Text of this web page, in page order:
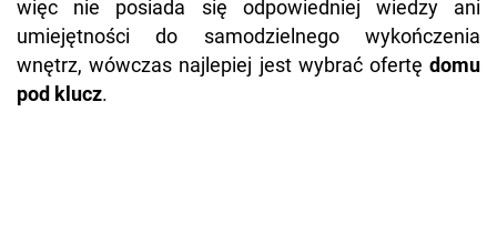
więc nie posiada się odpowiedniej wiedzy ani
umiejętności do samodzielnego wykończenia
wnętrz, wówczas najlepiej jest wybrać ofertę domu
pod klucz.